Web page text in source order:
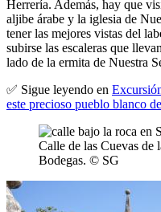
Herrería. Además, hay que
aljibe árabe y la iglesia de
tener las mejores vistas del
subirse las escaleras que
lado de la ermita de Nuestra
✅ Sigue leyendo en
este precioso pueblo blanco
Calle de las Cuevas de
Bodegas. © SG